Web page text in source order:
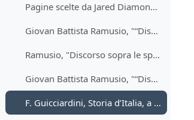
Pagine scelte da Jared Diamond, Armi, acciaio e malattie (1997)
Giovan Battista Ramusio, "“Discorso notabile sopra varii viaggi per li quali sono state condotte fino a’ tempi nostri le spezierie e altri nuovi che se potriano usare per condurle” (1554)
Ramusio, "Discorso sopra le spezierie" (1554)
Giovan Battista Ramusio, "“Discorso notabile sopra varii viaggi per li quali sono state condotte fino a’ tempi nostri le spezierie e altri nuovi che se potriano usare per condurle” (1554)
F. Guicciardini, Storia d’Italia, a cura di S. Seidel Menchi, Torino, Einaudi, 1971